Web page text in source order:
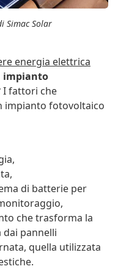
Simac Solar
energia elettrica
impianto
I fattori che
impianto fotovoltaico
di batterie per
che trasforma la
pannelli
quella utilizzata